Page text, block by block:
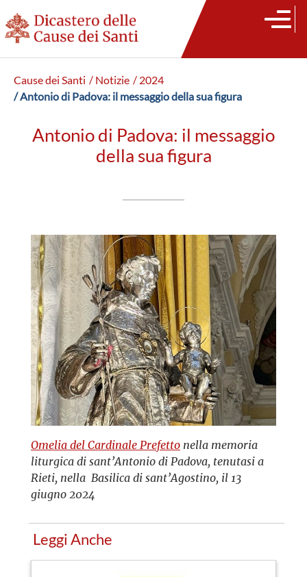
Cause dei Santi / Notizie / 2024
/ Antonio di Padova: il messaggio della sua figura
Antonio di Padova: il messaggio
della sua figura
Omelia del Cardinale Prefetto nella memoria
liturgica di sant’Antonio di Padova, tenutasi a
Rieti, nella Basilica di sant’Agostino, il 13
giugno 2024
Leggi Anche